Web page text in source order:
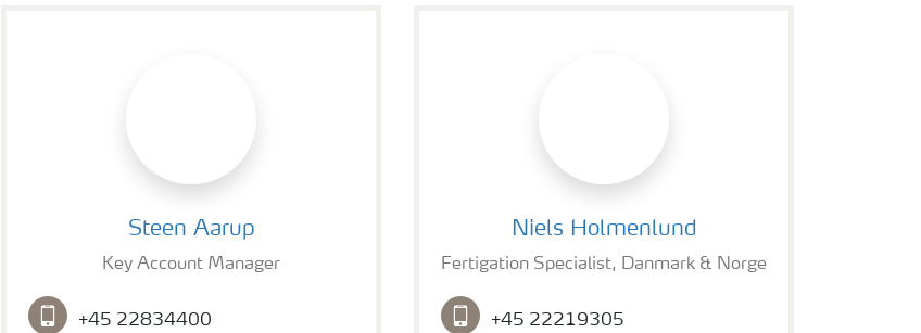
Steen Aarup
Key Account Manager
+45 22834400
Niels Holmenlund
Fertigation Specialist, Danmark & Norge
+45 22219305